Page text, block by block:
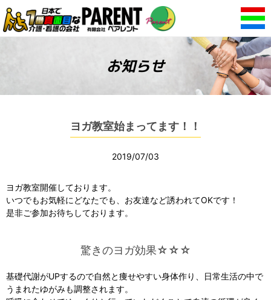
お知らせ
ヨガ教室始まってます！！
2019/07/03
ヨガ教室開催しております。
いつでもお気軽にどなたでも、お友達など誘われてOKです！
是非ご参加お待ちしております。
驚きのヨガ効果☆☆☆
基礎代謝がUPするので自然と痩せやすい身体作り、日常生活の中で
うまれたゆがみも調整されます。